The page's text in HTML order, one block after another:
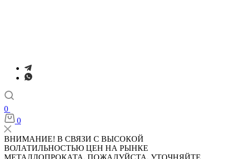
0
0
ВНИМАНИЕ! В СВЯЗИ С ВЫСОКОЙ
ВОЛАТИЛЬНОСТЬЮ ЦЕН НА РЫНКЕ
МЕТАЛЛОПРОКАТА, ПОЖАЛУЙСТА, УТОЧНЯЙТЕ